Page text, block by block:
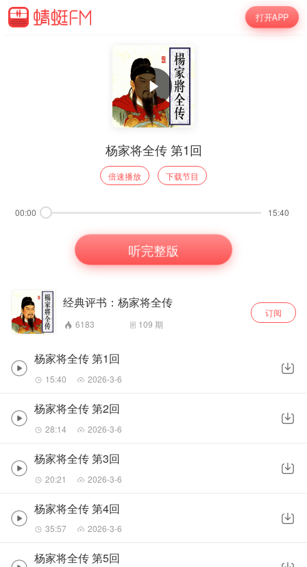
打开APP
杨家将全传 第1回
倍速播放 下载节目
00:00 15:40
听完整版
经典评书：杨家将全传
6183 109 期
订阅
杨家将全传 第1回
15:40 2026-3-6
杨家将全传 第2回
28:14 2026-3-6
杨家将全传 第3回
20:21 2026-3-6
杨家将全传 第4回
35:57 2026-3-6
杨家将全传 第5回